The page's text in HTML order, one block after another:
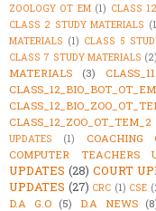
ZOOLOGY OT EM (1) CLASS
CLASS 2 STUDY MATERIALS
MATERIALS (1) CLASS 5
CLASS 7 STUDY MATERIALS (2)
MATERIALS
(3)
CLASS_12_ZOO_OT_TEM_2
UPDATES
(1) COACHING
COMPUTER TEACHERS
UPDATES (28) COURT
UPDATES (27) CRC (1) CSE
D.A G.O (5) D.A NEWS